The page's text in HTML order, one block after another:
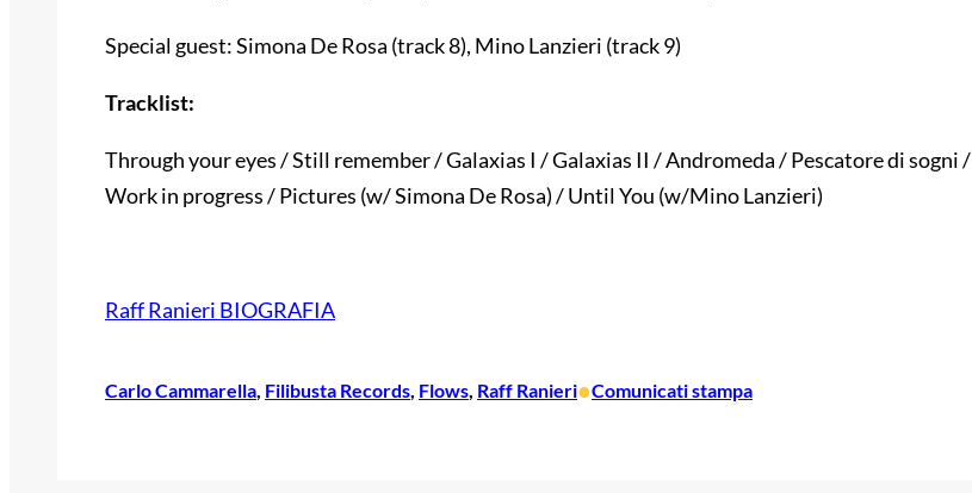
Special guest: Simona De Rosa (track 8), Mino Lanzieri (track 9)
Tracklist:
Through your eyes / Still remember / Galaxias I / Galaxias II / Andromeda / Pescatore di sogni /
Work in progress / Pictures (w/ Simona De Rosa) / Until You (w/Mino Lanzieri)
Raff Ranieri BIOGRAFIA
Carlo Cammarella, Filibusta Records, Flows, Raff Ranieri•Comunicati stampa